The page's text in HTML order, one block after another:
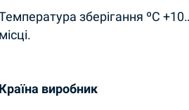
зберігання ºC
місці.
Країна виробник